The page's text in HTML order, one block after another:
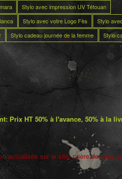
Stylo avec impression UV Tétouan
Stylo avec votre Logo Fès
Stylo
Stylo cadeau journée de la femme
Stylo
Prix HT 50% à l'avance, 50% à la
actualisés sur le site. prière de nous